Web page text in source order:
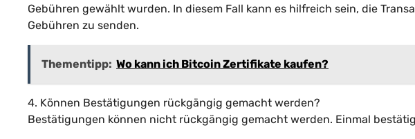
Gebühren gewählt wurden. In diesem Fall kann es hilfreich sein, die
Gebühren zu senden.
Thementipp: Wo kann ich Bitcoin Zertifikate kaufen?
4. Können Bestätigungen rückgängig gemacht werden?
Bestätigungen können nicht rückgängig gemacht werden. Einmal